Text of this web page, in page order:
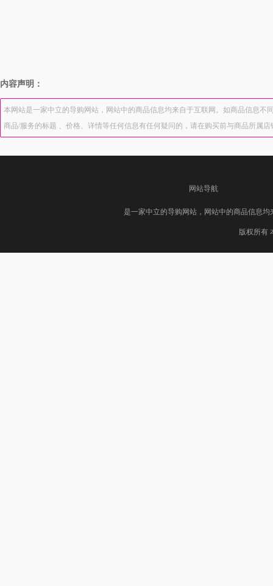
内容声明：
本网站是一家中立的导购网站，网站中的商品信息均来自于互联网。如商品信息
商品/服务的标题 、价格、详情等任何信息有任何疑问的，请在购买前与商品所属
网站导航
是一家中立的导购网站，网站中的商品信息
版权所有